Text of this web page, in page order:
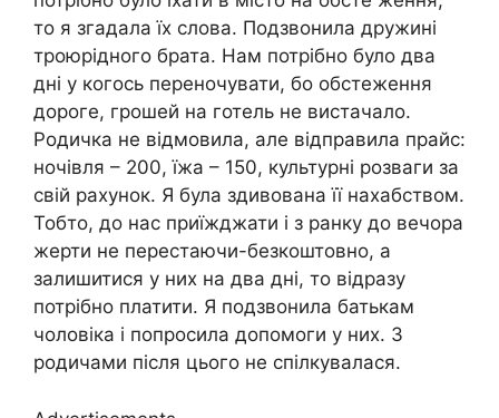
то я згадала їх слова. Подзвонила дружині
троюрідного брата. Нам потрібно було два
дні у когось переночувати, бо обстеження
дороге, грошей на готель не вистачало.
Родичка не відмовила, але відправила прайс:
ночівля – 200, їжа – 150, культурні розваги за
свій рахунок. Я була здивована її нахабством.
Тобто, до нас приїжджати і з ранку до вечора
жерти не перестаючи-безкоштовно, а
залишитися у них на два дні, то відразу
потрібно платити. Я подзвонила батькам
чоловіка і попросила допомоги у них. З
родичами після цього не спілкувалася.